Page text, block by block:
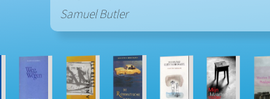
Samuel Butler